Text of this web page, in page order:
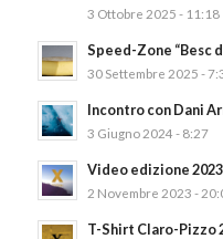
3 Ottobre 2025 - 11:18
Speed-Zone “Besc
30 Settembre 2025 -
Incontro con Dani
3 Giugno 2024 - 8:27
Video edizione 2023
2 Novembre 2023 -
T-Shirt Claro-Pizzo